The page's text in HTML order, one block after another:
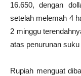
16.650, dengan
setelah melemah 4
2 minggu
atas penurunan
Rupiah menguat